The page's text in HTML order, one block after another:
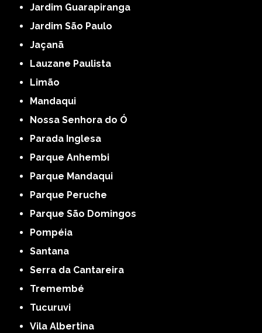
Jardim Guarapiranga
Jardim São Paulo
Jaçanã
Lauzane Paulista
Limão
Mandaqui
Nossa Senhora do Ó
Parada Inglesa
Parque Anhembi
Parque Mandaqui
Parque Peruche
Parque São Domingos
Pompéia
Santana
Serra da Cantareira
Tremembé
Tucuruvi
Vila Albertina